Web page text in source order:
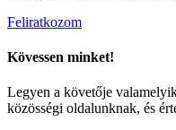
Feliratkozom
Kövessen minket!
Legyen a követője
közösségi oldalunknak, és